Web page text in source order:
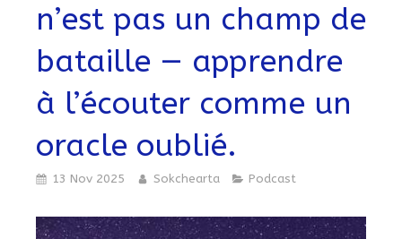
n’est pas un champ de
bataille — apprendre
à l’écouter comme un
oracle oublié.
13 Nov 2025 Sokchearta Podcast